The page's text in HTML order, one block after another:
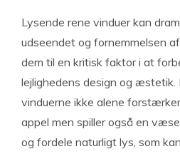
Lysende rene vinduer kan
udseendet og fornemmelsen
dem til en kritisk faktor i at
lejlighedens design og æstetik.
vinduerne ikke alene
appel men spiller også en
og fordele naturligt lys, som